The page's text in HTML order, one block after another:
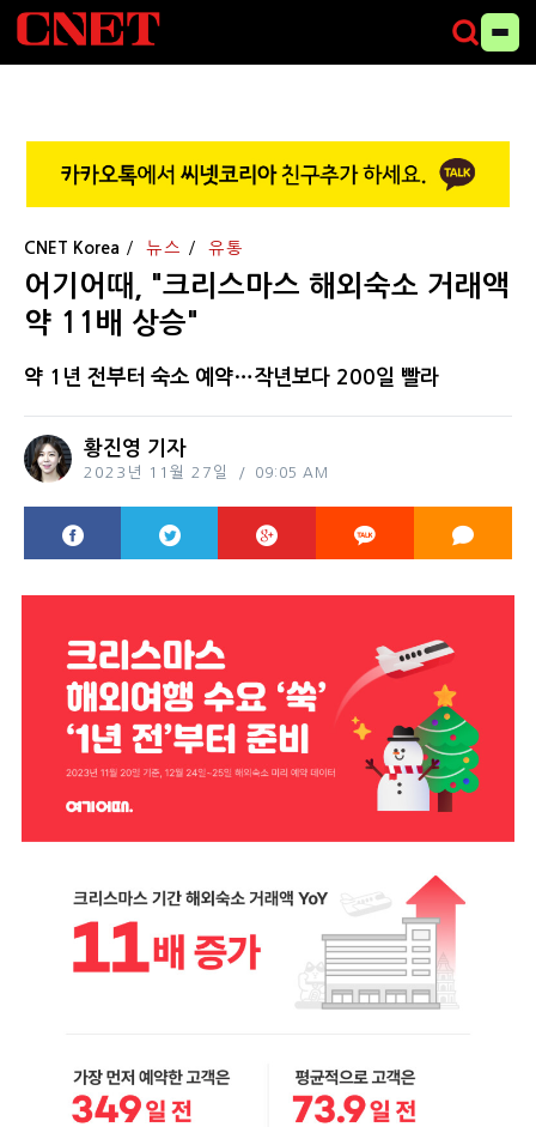
CNET Korea 뉴스 유통
어기어때, "크리스마스 해외숙소 거래액
약 11배 상승"
약 1년 전부터 숙소 예약…작년보다 200일 빨라
황진영 기자
2023년 11월 27일 09:05 AM